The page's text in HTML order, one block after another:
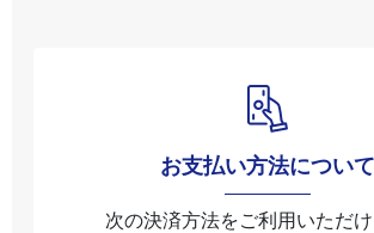
お支払い方法について
次の決済方法をご利用いただけ